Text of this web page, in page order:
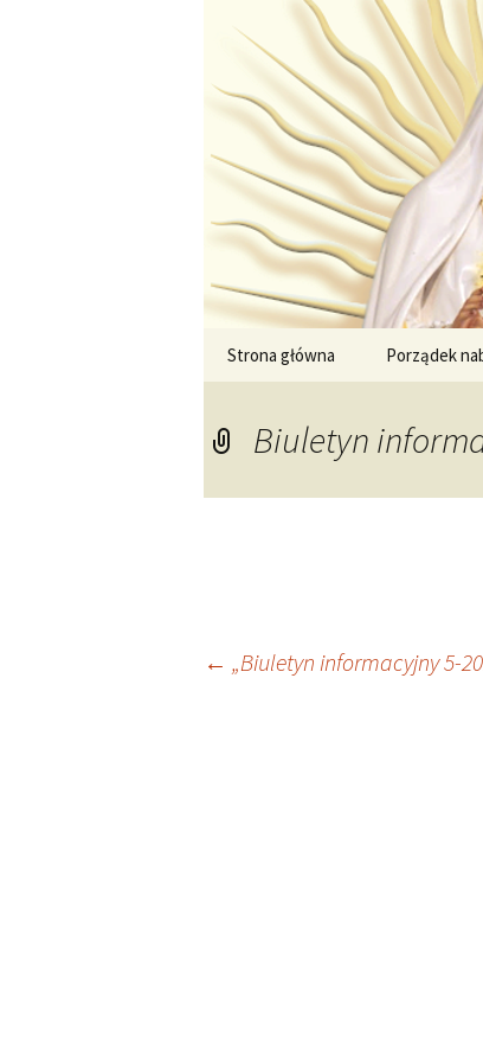
Strona główna Porządek
Biuletyn
Nawigacja
← „Biuletyn informacyjny 5-